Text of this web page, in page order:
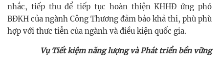
nhắc, tiếp thu để tiếp tục hoàn thiện KHHĐ ứng phó
BĐKH của ngành Công Thương đảm bảo khả thi, phù phù
hợp với thưc tiễn của ngành và điều kiện quốc gia.
Vụ Tiết kiệm năng lượng và Phát triển bền vững